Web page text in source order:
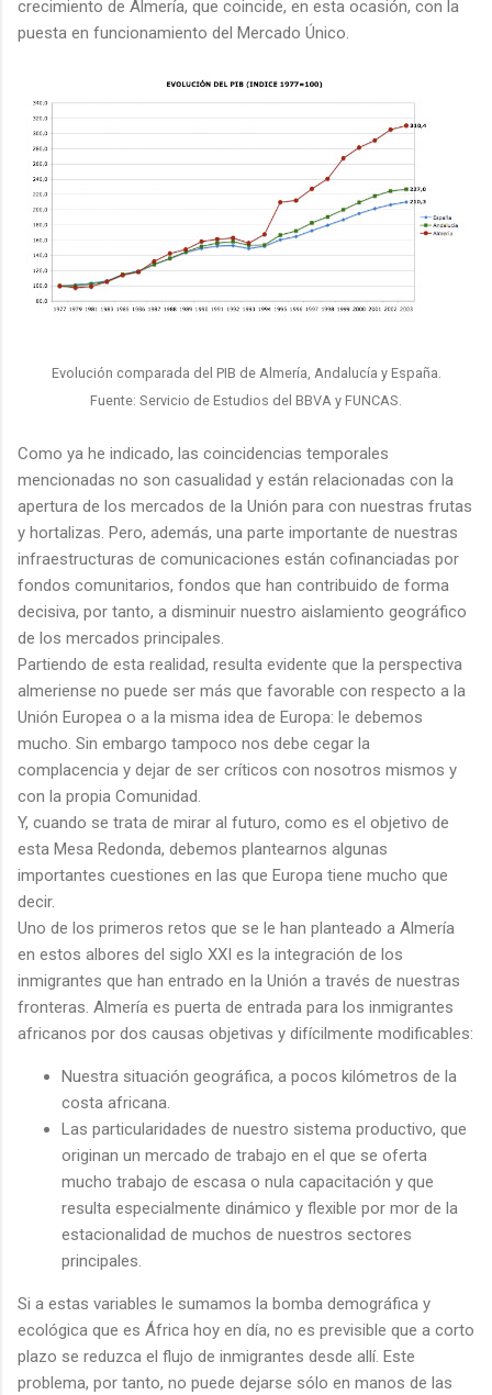
crecimiento de Almería, que coincide, en esta ocasión, con la
puesta en funcionamiento del Mercado Único.
Evolución comparada del PIB de Almería, Andalucía y España.
Fuente: Servicio de Estudios del BBVA y FUNCAS.
Como ya he indicado, las coincidencias temporales
mencionadas no son casualidad y están relacionadas con la
apertura de los mercados de la Unión para con nuestras frutas
y hortalizas. Pero, además, una parte importante de nuestras
infraestructuras de comunicaciones están cofinanciadas por
fondos comunitarios, fondos que han contribuido de forma
decisiva, por tanto, a disminuir nuestro aislamiento geográfico
de los mercados principales.
Partiendo de esta realidad, resulta evidente que la perspectiva
almeriense no puede ser más que favorable con respecto a la
Unión Europea o a la misma idea de Europa: le debemos
mucho. Sin embargo tampoco nos debe cegar la
complacencia y dejar de ser críticos con nosotros mismos y
con la propia Comunidad.
Y, cuando se trata de mirar al futuro, como es el objetivo de
esta Mesa Redonda, debemos plantearnos algunas
importantes cuestiones en las que Europa tiene mucho que
decir.
Uno de los primeros retos que se le han planteado a Almería
en estos albores del siglo XXI es la integración de los
inmigrantes que han entrado en la Unión a través de nuestras
fronteras. Almería es puerta de entrada para los inmigrantes
africanos por dos causas objetivas y difícilmente modificables:
Nuestra situación geográfica, a pocos kilómetros de la
costa africana.
Las particularidades de nuestro sistema productivo, que
originan un mercado de trabajo en el que se oferta
mucho trabajo de escasa o nula capacitación y que
resulta especialmente dinámico y flexible por mor de la
estacionalidad de muchos de nuestros sectores
principales.
Si a estas variables le sumamos la bomba demográfica y
ecológica que es África hoy en día, no es previsible que a corto
plazo se reduzca el flujo de inmigrantes desde allí. Este
problema, por tanto, no puede dejarse sólo en manos de las